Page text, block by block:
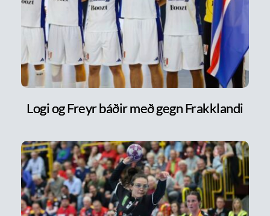
Logi og Freyr báðir með gegn Frakklandi